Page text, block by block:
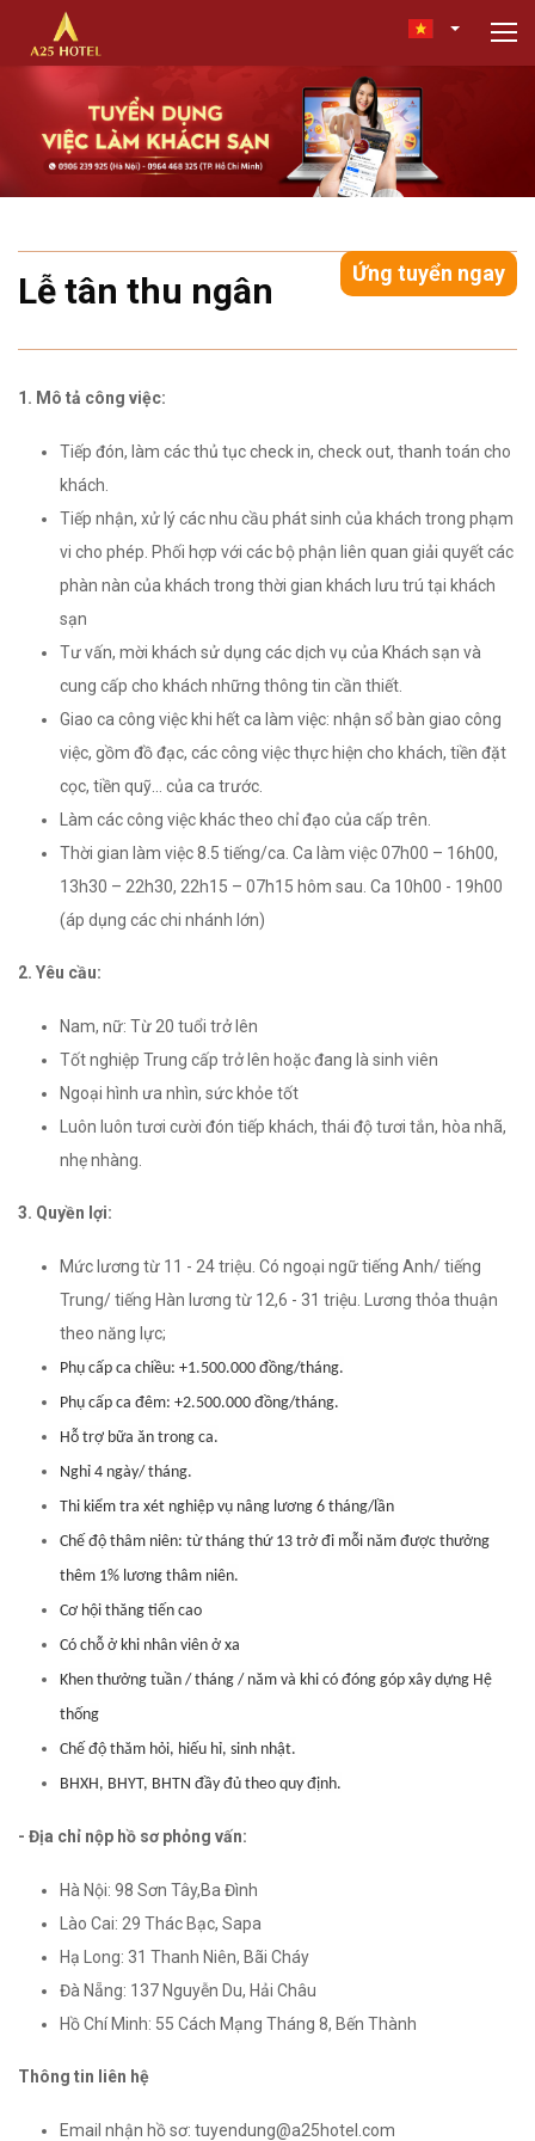
Ứng tuyển ngay
Lễ tân thu ngân
1. Mô tả công việc:
Tiếp đón, làm các thủ tục check in, check out, thanh toán cho
khách.
Tiếp nhận, xử lý các nhu cầu phát sinh của khách trong phạm
vi cho phép. Phối hợp với các bộ phận liên quan giải quyết các
phàn nàn của khách trong thời gian khách lưu trú tại khách
sạn
Tư vấn, mời khách sử dụng các dịch vụ của Khách sạn và
cung cấp cho khách những thông tin cần thiết.
Giao ca công việc khi hết ca làm việc: nhận sổ bàn giao công
việc, gồm đồ đạc, các công việc thực hiện cho khách, tiền đặt
cọc, tiền quỹ… của ca trước.
Làm các công việc khác theo chỉ đạo của cấp trên.
Thời gian làm việc 8.5 tiếng/ca. Ca làm việc 07h00 – 16h00,
13h30 – 22h30, 22h15 – 07h15 hôm sau. Ca 10h00 - 19h00
(áp dụng các chi nhánh lớn)
2. Yêu cầu:
Nam, nữ: Từ 20 tuổi trở lên
Tốt nghiệp Trung cấp trở lên hoặc đang là sinh viên
Ngoại hình ưa nhìn, sức khỏe tốt
Luôn luôn tươi cười đón tiếp khách, thái độ tươi tắn, hòa nhã,
nhẹ nhàng.
3. Quyền lợi:
Mức lương từ 11 - 24 triệu. Có ngoại ngữ tiếng Anh/ tiếng
Trung/ tiếng Hàn lương từ 12,6 - 31 triệu. Lương thỏa thuận
theo năng lực;
Phụ cấp ca chiều: +1.500.000 đồng/tháng.
Phụ cấp ca đêm: +2.500.000 đồng/tháng.
Hỗ trợ bữa ăn trong ca.
Nghỉ 4 ngày/ tháng.
Thi kiểm tra xét nghiệp vụ nâng lương 6 tháng/lần
Chế độ thâm niên: từ tháng thứ 13 trở đi mỗi năm được thưởng
thêm 1% lương thâm niên.
Cơ hội thăng tiến cao
Có chỗ ở khi nhân viên ở xa
Khen thưởng tuần / tháng / năm và khi có đóng góp xây dựng Hệ
thống
Chế độ thăm hỏi, hiếu hỉ, sinh nhật.
BHXH, BHYT, BHTN đầy đủ theo quy định.
- Địa chỉ nộp hồ sơ phỏng vấn:
Hà Nội: 98 Sơn Tây,Ba Đình
Lào Cai: 29 Thác Bạc, Sapa
Hạ Long: 31 Thanh Niên, Bãi Cháy
Đà Nẵng: 137 Nguyễn Du, Hải Châu
Hồ Chí Minh: 55 Cách Mạng Tháng 8, Bến Thành
Thông tin liên hệ
Email nhận hồ sơ: tuyendung@a25hotel.com